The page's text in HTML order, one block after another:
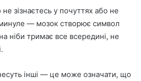
зізнаєтесь у почуттях або не
— мозок створює символ
ніби тримає все всередині, не
інші — це може означати, що